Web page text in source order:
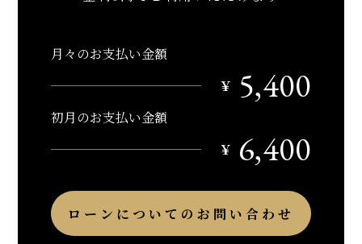
月々のお支払い金額
￥ 5,400
初月のお支払い金額
￥ 6,400
ローンについてのお問い合わせ